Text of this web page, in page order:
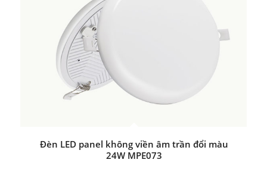
Đèn LED panel không viền âm trần đổi màu
24W MPE073